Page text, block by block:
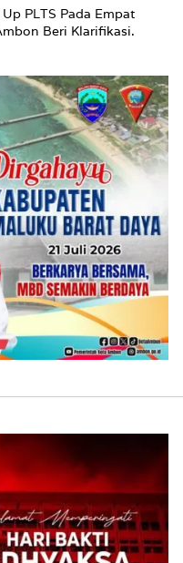
PLTS Pada Empat
Beri Klarifikasi.